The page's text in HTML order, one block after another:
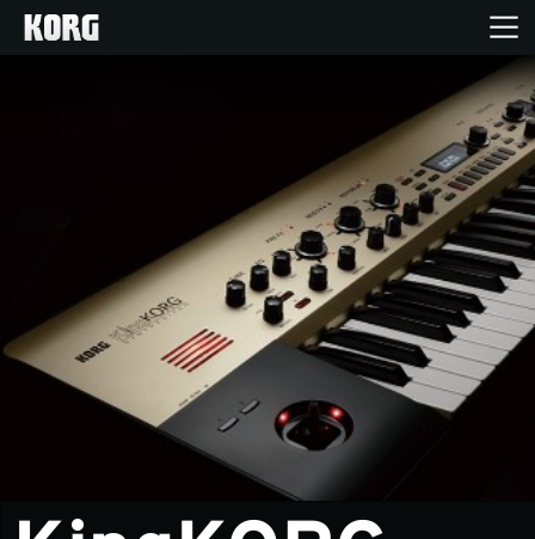
Características
Eventos
Soporte
Localizador de Tiendas